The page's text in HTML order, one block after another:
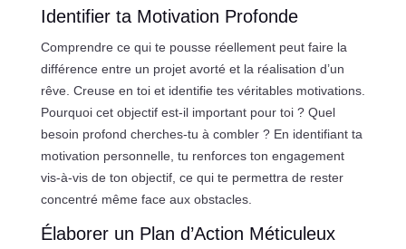
Identifier ta Motivation Profonde
Comprendre ce qui te pousse réellement peut faire la
différence entre un projet avorté et la réalisation d’un
rêve. Creuse en toi et identifie tes véritables motivations.
Pourquoi cet objectif est-il important pour toi ? Quel
besoin profond cherches-tu à combler ? En identifiant ta
motivation personnelle, tu renforces ton engagement
vis-à-vis de ton objectif, ce qui te permettra de rester
concentré même face aux obstacles.
Élaborer un Plan d’Action Méticuleux